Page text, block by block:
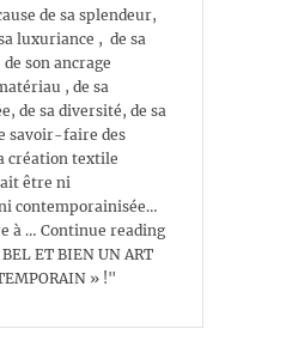
de sa splendeur,
luxuriance , de sa
son ancrage
, de sa
de sa diversité, de sa
savoir-faire des
création textile
être ni
contemporainisée…
à … Continue reading
ET BIEN UN ART
» !"